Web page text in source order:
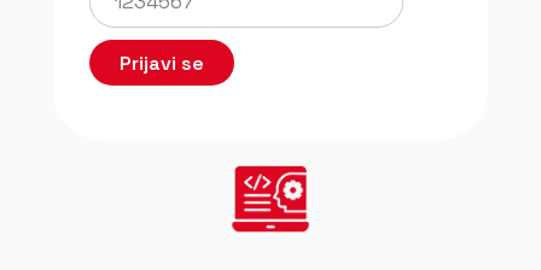
Prijavi se